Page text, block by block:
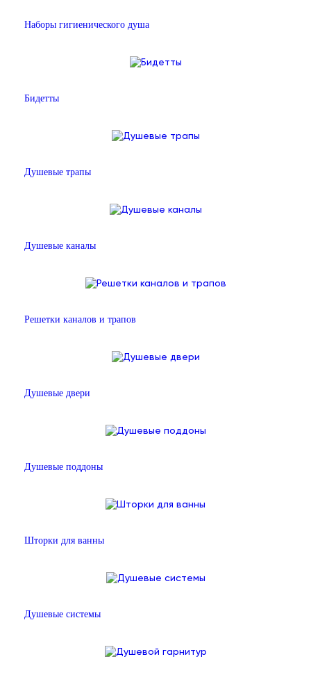
Наборы гигиенического душа
Бидетты
Душевые трапы
Душевые каналы
Решетки каналов и трапов
Душевые двери
Душевые поддоны
Шторки для ванны
Душевые системы